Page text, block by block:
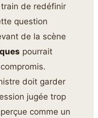
de redéfinir
question
de la scène
pourrait
doit garder
jugée trop
comme un